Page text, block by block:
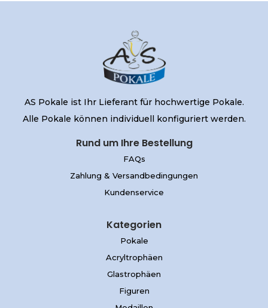
AS Pokale ist Ihr Lieferant für hochwertige Pokale.
Alle Pokale können individuell konfiguriert werden.
Rund um Ihre Bestellung
FAQs
Zahlung & Versandbedingungen
Kundenservice
Kategorien
Pokale
Acryltrophäen
Glastrophäen
Figuren